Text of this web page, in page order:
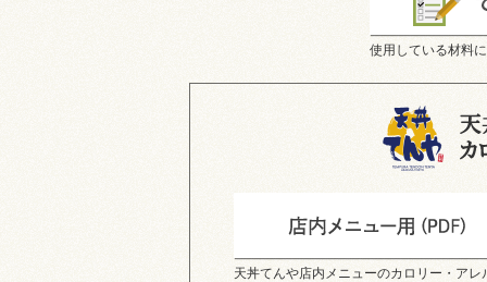
使用している材料
天丼てんや店内メニューのカロリー・アレ